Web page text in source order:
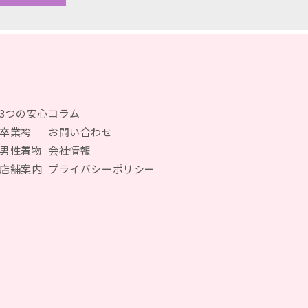
3つの安心
卒業袴
男性着物
店舗案内
コラム
お問い合わせ
会社情報
プライバシーポリシー